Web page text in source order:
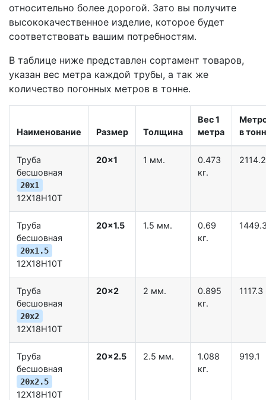
относительно более дорогой. Зато вы получите
высококачественное изделие, которое будет
соответствовать вашим потребностям.
В таблице ниже представлен сортамент товаров,
указан вес метра каждой трубы, а так же
количество погонных метров в тонне.
Наименование Размер Толщина
Вес 1
метра
в
Труба
бесшовная
20x1
12Х18Н10Т
20x1 1 мм.
0.473
кг.
2114.2
Труба
бесшовная
20x1.5
12Х18Н10Т
20x1.5 1.5 мм.
0.69
кг.
Труба
бесшовная
20x2
12Х18Н10Т
20x2 2 мм.
0.895
кг.
1117.3
Труба
бесшовная
20x2.5
12Х18Н10Т
20x2.5 2.5 мм.
1.088
кг.
919.1